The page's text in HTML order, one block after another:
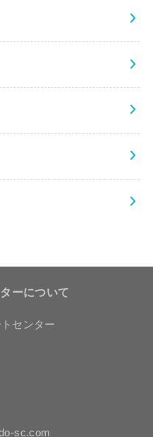
ーについて
センター
sc.com